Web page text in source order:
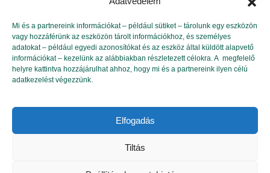
Mi és a partnereink információkat – például sütiket – tárolunk egy eszközön
vagy hozzáférünk az eszközön tárolt információkhoz, és személyes
adatokat – például egyedi azonosítókat és az eszköz által küldött alapvető
információkat – kezelünk az alábbiakban részletezett célokra. A megfelelő
helyre kattintva hozzájárulhat ahhoz, hogy mi és a partnereink ilyen célú
adatkezelést végezzünk.
Elfogadás
Tiltás
Hasznos linkek
Kapcsolat
Adatvédelmi tisztviselő